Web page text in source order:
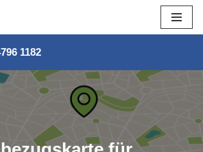
1182